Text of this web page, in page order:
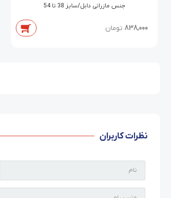
جنس مازراتی دابل/سایز 38 تا 54
838,000 تومان
نظرات کاربران